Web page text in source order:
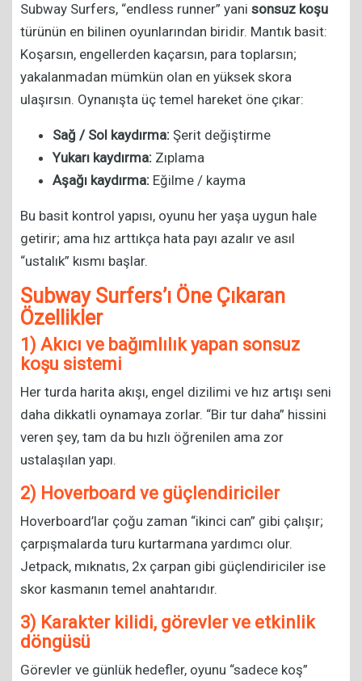
Subway Surfers, “endless runner” yani sonsuz koşu
türünün en bilinen oyunlarından biridir. Mantık basit:
Koşarsın, engellerden kaçarsın, para toplarsın;
yakalanmadan mümkün olan en yüksek skora
ulaşırsın. Oynanışta üç temel hareket öne çıkar:
Sağ / Sol kaydırma: Şerit değiştirme
Yukarı kaydırma: Zıplama
Aşağı kaydırma: Eğilme / kayma
Bu basit kontrol yapısı, oyunu her yaşa uygun hale
getirir; ama hız arttıkça hata payı azalır ve asıl
“ustalık” kısmı başlar.
Subway Surfers’ı Öne Çıkaran
Özellikler
1) Akıcı ve bağımlılık yapan sonsuz
koşu sistemi
Her turda harita akışı, engel dizilimi ve hız artışı seni
daha dikkatli oynamaya zorlar. “Bir tur daha” hissini
veren şey, tam da bu hızlı öğrenilen ama zor
ustalaşılan yapı.
2) Hoverboard ve güçlendiriciler
Hoverboard’lar çoğu zaman “ikinci can” gibi çalışır;
çarpışmalarda turu kurtarmana yardımcı olur.
Jetpack, mıknatıs, 2x çarpan gibi güçlendiriciler ise
skor kasmanın temel anahtarıdır.
3) Karakter kilidi, görevler ve etkinlik
döngüsü
Görevler ve günlük hedefler, oyunu “sadece koş”